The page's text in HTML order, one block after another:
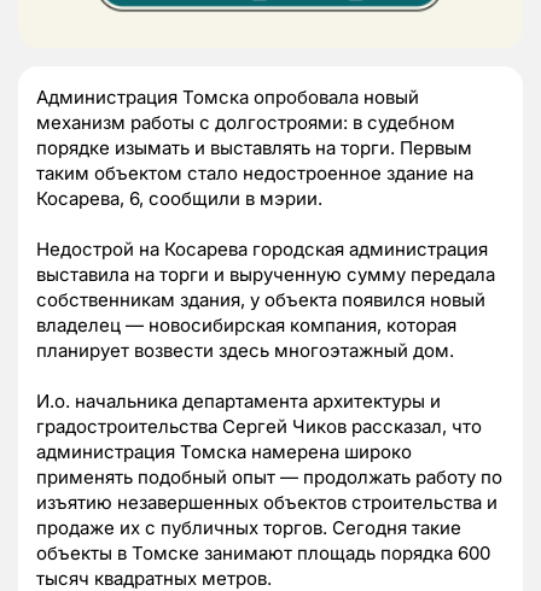
Администрация Томска опробовала новый
механизм работы с долгостроями: в судебном
порядке изымать и выставлять на торги. Первым
таким объектом стало недостроенное здание на
Косарева, 6, сообщили в мэрии.
Недострой на Косарева городская администрация
выставила на торги и вырученную сумму передала
собственникам здания, у объекта появился новый
владелец — новосибирская компания, которая
планирует возвести здесь многоэтажный дом.
И.о. начальника департамента архитектуры и
градостроительства Сергей Чиков рассказал, что
администрация Томска намерена широко
применять подобный опыт — продолжать работу по
изъятию незавершенных объектов строительства и
продаже их с публичных торгов. Сегодня такие
объекты в Томске занимают площадь порядка 600
тысяч квадратных метров.